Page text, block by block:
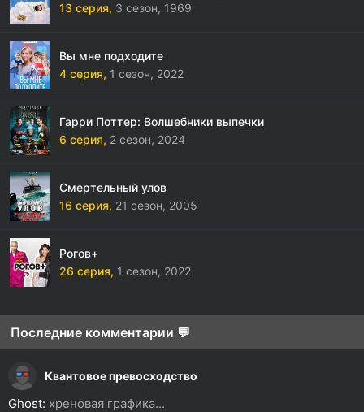
13 серия, 3 сезон, 1969
Вы мне подходите
4 серия, 1 сезон, 2022
Гарри Поттер: Волшебники выпечки
6 серия, 2 сезон, 2024
Смертельный улов
16 серия, 21 сезон, 2005
Рогов+
26 серия, 1 сезон, 2022
Последние комментарии 💬
Квантовое превосходство
Ghost: хреновая графика...